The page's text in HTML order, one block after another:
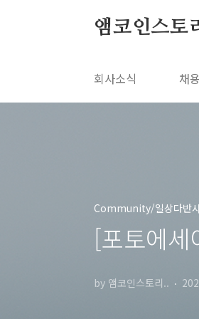
앰코인스토
회사소식 채용
Community/일상다반
[포토에
by 앰코인스토리..